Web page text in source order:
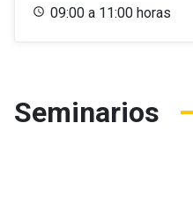
09:00 a 11:00 horas
Seminarios